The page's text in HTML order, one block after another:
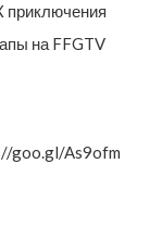
на FFGTV
goo.gl/As9ofm